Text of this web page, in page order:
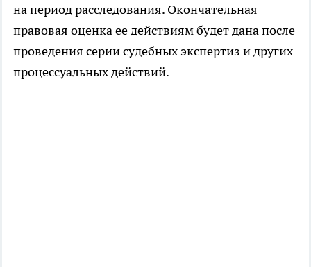
на период расследования. Окончательная
правовая оценка ее действиям будет дана после
проведения серии судебных экспертиз и других
процессуальных действий.